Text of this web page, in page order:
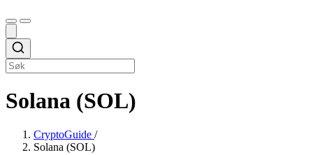
Solana (SOL)
CryptoGuide /
Solana (SOL)